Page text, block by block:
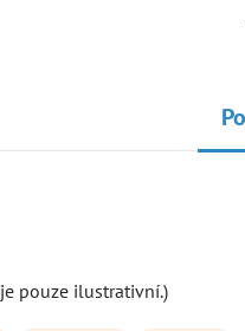
pouze ilustrativní.)